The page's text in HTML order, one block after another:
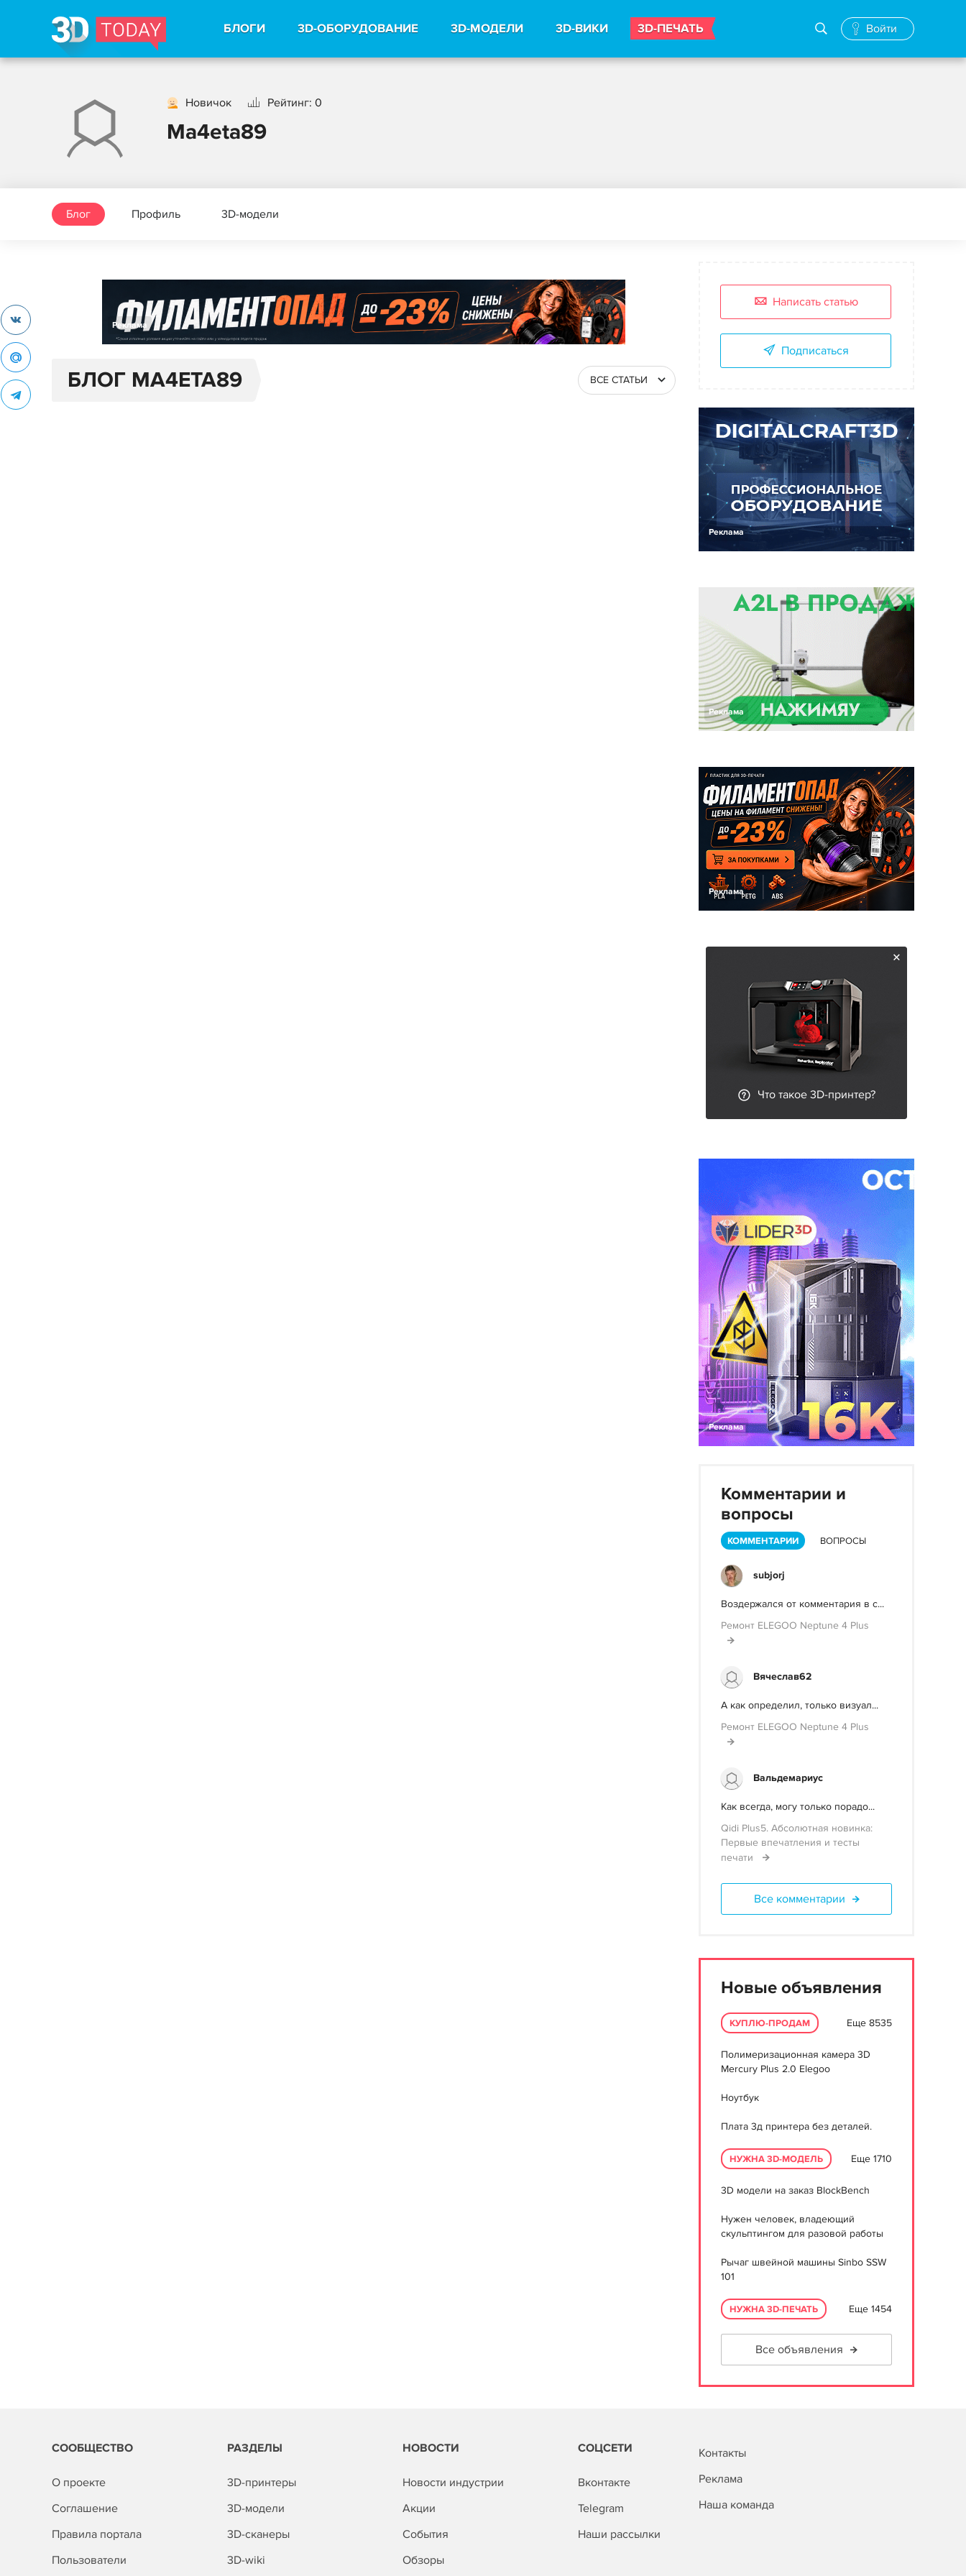
БЛОГИ 3D-ОБОРУДОВАНИЕ 3D-МОДЕЛИ 3D-ВИКИ 3D-ПЕЧАТЬ Войти
Новичок Рейтинг: 0
Ma4eta89
Блог Профиль 3D-модели
Реклама
БЛОГ MA4ETA89 ВСЕ СТАТЬИ
Написать статью
Подписаться
Реклама
Реклама
Реклама
Что такое 3D-принтер?
Реклама
Комментарии и
вопросы
КОММЕНТАРИИ ВОПРОСЫ
subjorj
Воздержался от комментария в с...
Ремонт ELEGOO Neptune 4 Plus
Вячеслав62
А как определил, только визуал...
Ремонт ELEGOO Neptune 4 Plus
Вальдемариус
Как всегда, могу только порадо...
Qidi Plus5. Абсолютная новинка:
Первые впечатления и тесты
печати
Все комментарии
Новые объявления
КУПЛЮ-ПРОДАМ Еще 8535
Полимеризационная камера 3D
Mercury Plus 2.0 Elegoo
Ноутбук
Плата 3д принтера без деталей.
НУЖНА 3D-МОДЕЛЬ Еще 1710
3D модели на заказ BlockBench
Нужен человек, владеющий
скульптингом для разовой работы
Рычаг швейной машины Sinbo SSW
101
НУЖНА 3D-ПЕЧАТЬ Еще 1454
Все объявления
СООБЩЕСТВО
О проекте
Соглашение
Правила портала
Пользователи
РАЗДЕЛЫ
3D-принтеры
3D-модели
3D-сканеры
3D-wiki
НОВОСТИ
Новости индустрии
Акции
События
Обзоры
СОЦСЕТИ
Вконтакте
Telegram
Наши рассылки
Контакты
Реклама
Наша команда